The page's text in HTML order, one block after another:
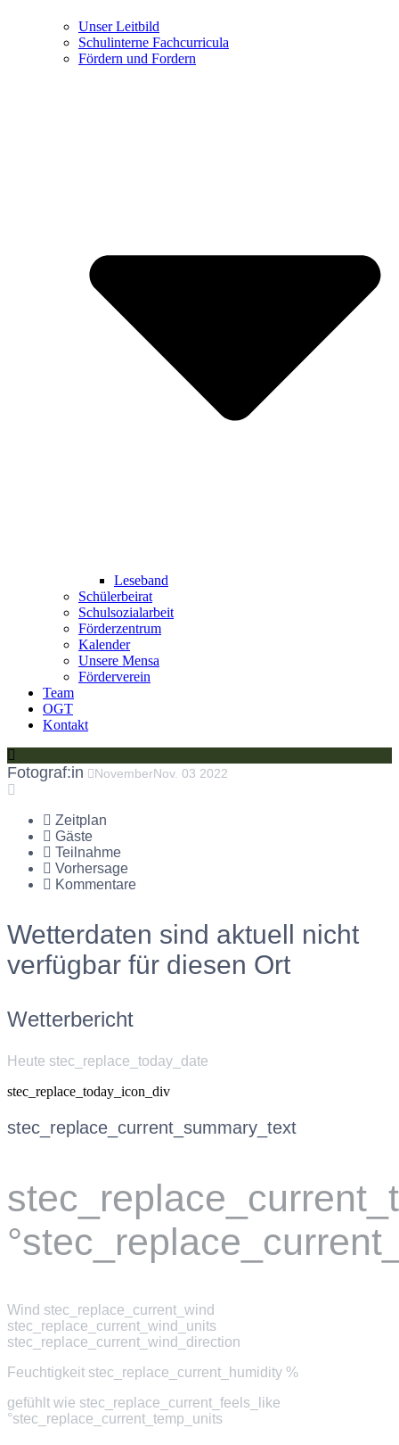
Unser Leitbild
Schulinterne Fachcurricula
Fördern und Fordern
Leseband
Schülerbeirat
Schulsozialarbeit
Förderzentrum
Kalender
Unsere Mensa
Förderverein
Team
OGT
Kontakt
Fotograf:in NovemberNov. 03 2022
Zeitplan
Gäste
Teilnahme
Vorhersage
Kommentare
Wetterdaten sind aktuell nicht
verfügbar für diesen Ort
Wetterbericht
Heute stec_replace_today_date
stec_replace_today_icon_div
stec_replace_current_summary_text
Wind stec_replace_current_wind
stec_replace_current_wind_units
stec_replace_current_wind_direction
Feuchtigkeit stec_replace_current_humidity %
gefühlt wie stec_replace_current_feels_like
°stec_replace_current_temp_units